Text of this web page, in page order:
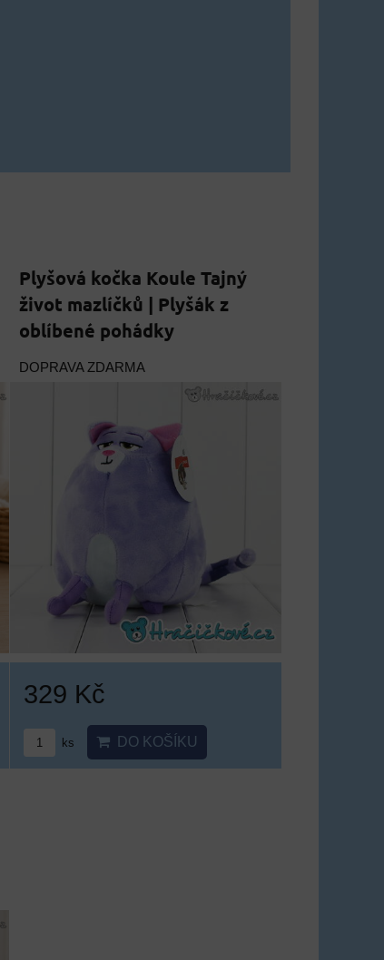
Plyšová kočka Koule Tajný
život mazlíčků | Plyšák z
oblíbené pohádky
DOPRAVA ZDARMA
329 Kč
ks DO KOŠÍKU